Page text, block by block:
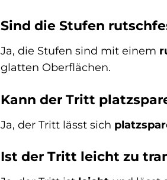
Sind die Stufen
Ja, die Stufen sind mit einem
glatten Oberflächen.
Kann der Tritt
Ja, der Tritt lässt sich
Ist der Tritt leicht zu